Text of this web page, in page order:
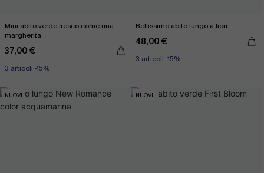
Mini abito verde fresco come una
margherita
37,00 €
3 articoli -15%
Bellissimo abito lungo a fiori
48,00 €
3 articoli -15%
NUOVI NUOVI